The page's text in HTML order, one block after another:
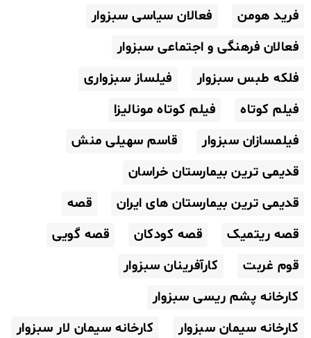
فرید هومن
فعالان سیاسی سبزوار
فعالان فرهنگی و اجتماعی سبزوار
فلکه طبس سبزوار
فیلساز سبزواری
فیلم کوتاه
فیلم کوتاه مونالیزا
فیلمسازان سبزوار
قاسم سهیلی منش
قدیمی ترین بیمارستان خراسان
قدیمی ترین بیمارستان های ایران
قصه
قصه ریتمیک
قصه کودکان
قصه گویی
قوم غربت
کارآفرینان سبزوار
کارخانه پشم ریسی سبزوار
کارخانه سیمان سبزوار
کارخانه سیمان لار سبزوار